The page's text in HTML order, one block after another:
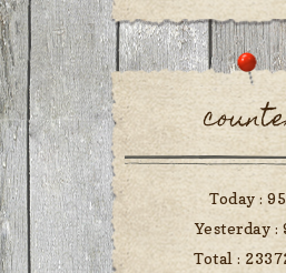
Today :
Yesterday :
Total :